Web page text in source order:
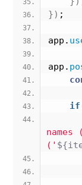
}) ;
app.
app.
if
names
('